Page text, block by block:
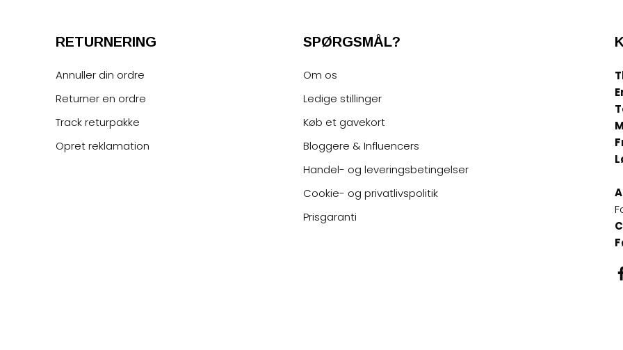
RETURNERING
Annuller din ordre
Returner en ordre
Track returpakke
Opret reklamation
SPØRGSMÅL?
Om os
Ledige stillinger
Køb et gavekort
Bloggere & Influencers
Handel- og leveringsbetingelser
Cookie- og privatlivspolitik
Prisgaranti